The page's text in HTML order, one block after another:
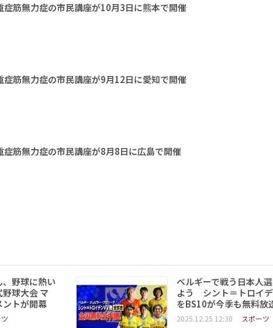
筋無力症の市民講座が10月3日に熊本で開催
筋無力症の市民講座が9月12日に愛知で開催
筋無力症の市民講座が8月8日に広島で開催
野球に熱い
球大会 マ
ントが開幕
ベルギーで戦う日本人
よう シント＝トロイ
をBS10が今季も無料放
2025.12.25 12:30 スポーツ